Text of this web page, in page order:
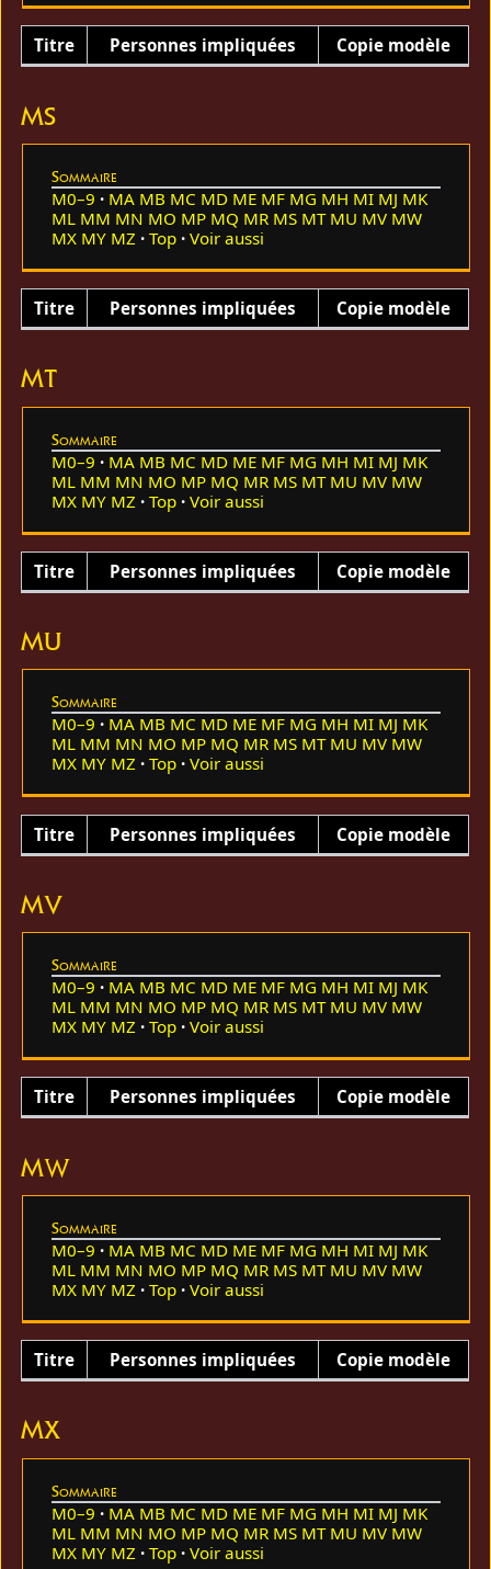
Titre Personnes impliquées Copie modèle
MS
Sommaire
M0–9 MA MB MC MD ME MF MG MH MI MJ MK
ML MM MN MO MP MQ MR MS MT MU MV MW
MX MY MZ Top Voir aussi
Titre Personnes impliquées Copie modèle
MT
Sommaire
M0–9 MA MB MC MD ME MF MG MH MI MJ MK
ML MM MN MO MP MQ MR MS MT MU MV MW
MX MY MZ Top Voir aussi
Titre Personnes impliquées Copie modèle
MU
Sommaire
M0–9 MA MB MC MD ME MF MG MH MI MJ MK
ML MM MN MO MP MQ MR MS MT MU MV MW
MX MY MZ Top Voir aussi
Titre Personnes impliquées Copie modèle
MV
Sommaire
M0–9 MA MB MC MD ME MF MG MH MI MJ MK
ML MM MN MO MP MQ MR MS MT MU MV MW
MX MY MZ Top Voir aussi
Titre Personnes impliquées Copie modèle
MW
Sommaire
M0–9 MA MB MC MD ME MF MG MH MI MJ MK
ML MM MN MO MP MQ MR MS MT MU MV MW
MX MY MZ Top Voir aussi
Titre Personnes impliquées Copie modèle
MX
Sommaire
M0–9 MA MB MC MD ME MF MG MH MI MJ MK
ML MM MN MO MP MQ MR MS MT MU MV MW
MX MY MZ Top Voir aussi